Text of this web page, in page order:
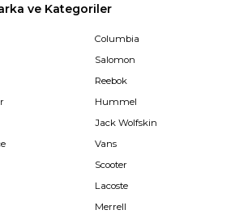
ve Kategoriler
Columbia
Salomon
Reebok
Hummel
Jack Wolfskin
Vans
Scooter
Lacoste
Merrell